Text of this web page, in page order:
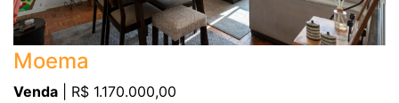
Moema
Venda | R$ 1.170.000,00